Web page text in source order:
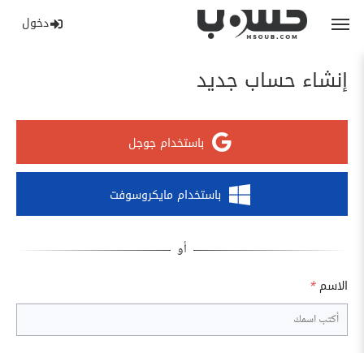
دخول
إنشاء حساب جديد
باستخدام جوجل
باستخدام مايكروسوفت
الاسم *